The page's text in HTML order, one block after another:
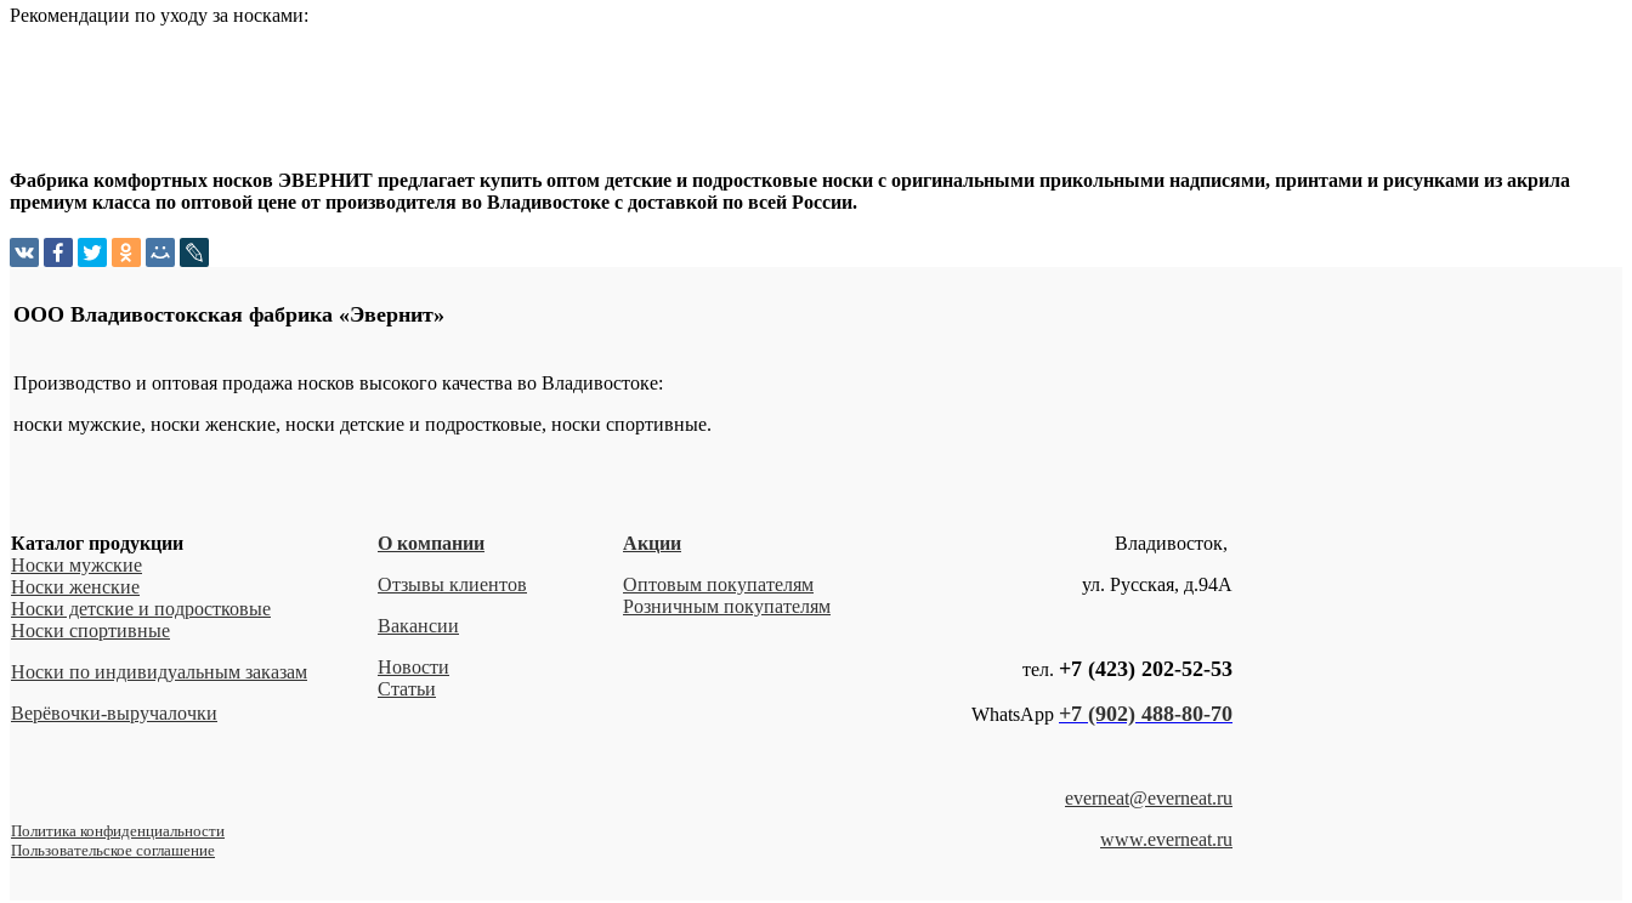
Рекомендации по уходу за носками:
Фабрика комфортных носков ЭВЕРНИТ предлагает купить оптом детские и подростковые носки с оригинальными прикольными надписями, принтами и рисунками из акрила
премиум класса по оптовой цене от производителя во Владивостоке с доставкой по всей России.
ООО Владивостокская фабрика «Эвернит»
Производство и оптовая продажа носков высокого качества во Владивостоке:
носки мужские, носки женские, носки детские и подростковые, носки спортивные.
Каталог продукции
Носки мужские
Носки женские
Носки детские и подростковые
Носки спортивные
Носки по индивидуальным заказам
Верёвочки-выручалочки
Политика конфиденциальности
Пользовательское соглашение
О компании
Отзывы клиентов
Вакансии
Новости
Статьи
Акции
Оптовым покупателям
Розничным покупателям
Владивосток,
ул. Русская, д.94А
тел. +7 (423) 202-52-53
WhatsApp +7 (902) 488-80-70
everneat@everneat.ru
www.everneat.ru